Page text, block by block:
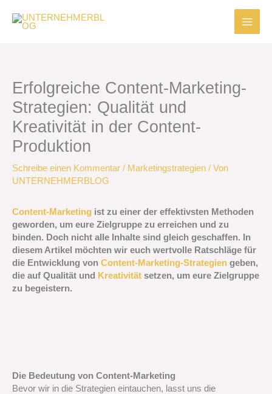
Inhalt
springen
Erfolgreiche Content-Marketing-
Strategien: Qualität und
Kreativität in der Content-
Produktion
Schreibe einen Kommentar / Marketingstrategien / Von
UNTERNEHMERBLOG
Content-Marketing ist zu einer der effektivsten Methoden
geworden, um eure Zielgruppe zu erreichen und zu
binden. Doch nicht alle Inhalte sind gleich geschaffen. In
diesem Artikel möchten wir euch wertvolle Ratschläge für
die Entwicklung von Content-Marketing-Strategien geben,
die auf Qualität und Kreativität setzen, um eure Zielgruppe
zu begeistern.
Die Bedeutung von Content-Marketing
Bevor wir in die Strategien eintauchen, lasst uns die